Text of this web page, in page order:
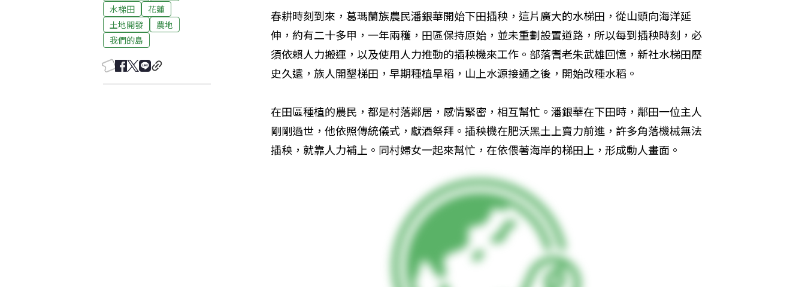
水梯田
花蓮
土地開發
農地
我們的島
春耕時刻到來，葛瑪蘭族農民潘銀華開始下田插秧，這片廣大的水梯田，從山頭向海洋延
伸，約有二十多甲，一年兩穫，田區保持原始，並未重劃設置道路，所以每到插秧時刻，必
須依賴人力搬運，以及使用人力推動的插秧機來工作。部落耆老朱武雄回憶，新社水梯田歷
史久遠，族人開墾梯田，早期種植旱稻，山上水源接通之後，開始改種水稻。
在田區種植的農民，都是村落鄰居，感情緊密，相互幫忙。潘銀華在下田時，鄰田一位主人
剛剛過世，他依照傳統儀式，獻酒祭拜。插秧機在肥沃黑土上賣力前進，許多角落機械無法
插秧，就靠人力補上。同村婦女一起來幫忙，在依偎著海岸的梯田上，形成動人畫面。